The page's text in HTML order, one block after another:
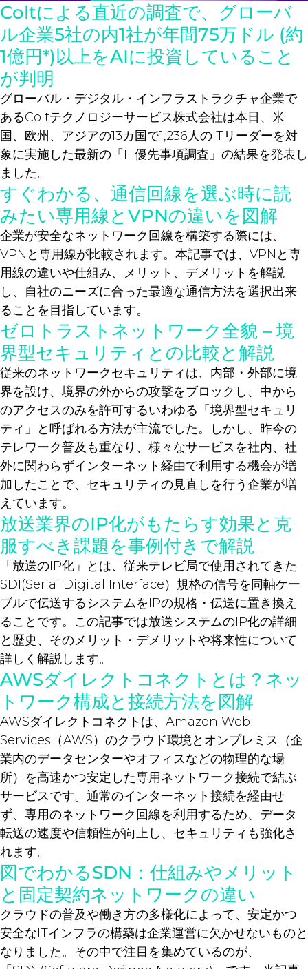
Coltによる直近の調査で、グローバ
ル企業5社の内1社が年間75万ドル (約
1億円*)以上をAIに投資していること
が判明
グローバル・デジタル・インフラストラクチャ企業で
あるColtテクノロジーサービス株式会社は本日、米
国、欧州、アジアの13カ国で1,236人のITリーダーを対
象に実施した最新の「IT優先事項調査」の結果を発表し
ました。
すぐわかる、通信回線を選ぶ時に読
みたい専用線とVPNの違いを図解
企業が安全なネットワーク回線を構築する際には、
VPNと専用線が比較されます。本記事では、VPNと専
用線の違いや仕組み、メリット、デメリットを解説
し、自社のニーズに合った最適な通信方法を選択出来
ることを目指しています。
ゼロトラストネットワーク全貌 – 境
界型セキュリティとの比較と解説
従来のネットワークセキュリティは、内部・外部に境
界を設け、境界の外からの攻撃をブロックし、中から
のアクセスのみを許可するいわゆる「境界型セキュリ
ティ」と呼ばれる方法が主流でした。しかし、昨今の
テレワーク普及も重なり、様々なサービスを社内、社
外に関わらずインターネット経由で利用する機会が増
加したことで、セキュリティの見直しを行う企業が増
えています。
放送業界のIP化がもたらす効果と克
服すべき課題を事例付きで解説
「放送のIP化」とは、従来テレビ局で使用されてきた
SDI(Serial Digital Interface）規格の信号を同軸ケー
ブルで伝送するシステムをIPの規格・伝送に置き換え
ることです。この記事では放送システムのIP化の詳細
と歴史、そのメリット・デメリットや将来性について
詳しく解説します。
AWSダイレクトコネクトとは？ネッ
トワーク構成と接続方法を図解
AWSダイレクトコネクトは、Amazon Web
Services（AWS）のクラウド環境とオンプレミス（企
業内のデータセンターやオフィスなどの物理的な場
所）を高速かつ安定した専用ネットワーク接続で結ぶ
サービスです。通常のインターネット接続を経由せ
ず、専用のネットワーク回線を利用するため、データ
転送の速度や信頼性が向上し、セキュリティも強化さ
れます。
図でわかるSDN：仕組みやメリット
と固定契約ネットワークの違い
クラウドの普及や働き方の多様化によって、安定かつ
安全なITインフラの構築は企業運営に欠かせないものと
なりました。その中で注目を集めているのが、